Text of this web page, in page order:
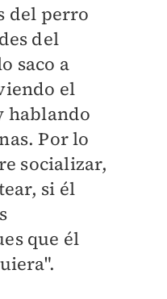
del perro
del
saco a
el
hablando
Por lo
socializar,
si él
que él